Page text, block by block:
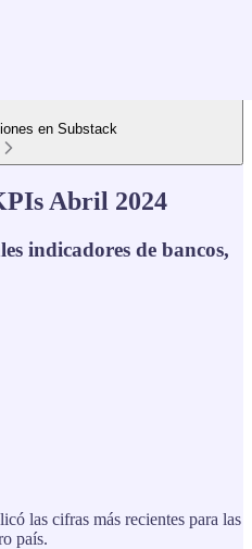
en Substack
Abril 2024
indicadores de bancos,
las cifras más recientes para las
país.